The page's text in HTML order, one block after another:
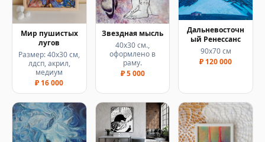
Мир пушистых
лугов
Размер: 40х30 см,
лдсп, акрил,
медиум
₽ 16 000
Звездная мысль
40х30 см.,
оформлено в
раму.
₽ 5 000
Дальневосточн
ый Ренессанс
90х70 см
₽ 120 000